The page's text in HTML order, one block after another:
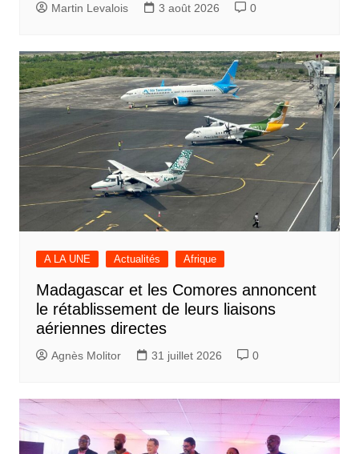
Martin Levalois 3 août 2026 0
A LA UNE Actualités Afrique
Madagascar et les Comores annoncent
le rétablissement de leurs liaisons
aériennes directes
Agnès Molitor 31 juillet 2026 0